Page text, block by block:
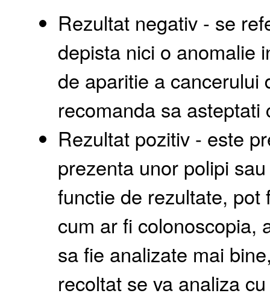
Rezultat negativ - se
depista nici o anomalie
de aparitie a cancerului
recomanda sa
Rezultat pozitiv - este
prezenta unor polipi
functie de rezultate,
cum ar fi colonoscopia,
sa fie analizate mai
recoltat se va analiza